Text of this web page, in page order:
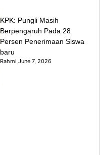
KPK: Pungli Masih
Berpengaruh Pada 28
Persen Penerimaan Siswa
baru
RahmiJune 7, 2026